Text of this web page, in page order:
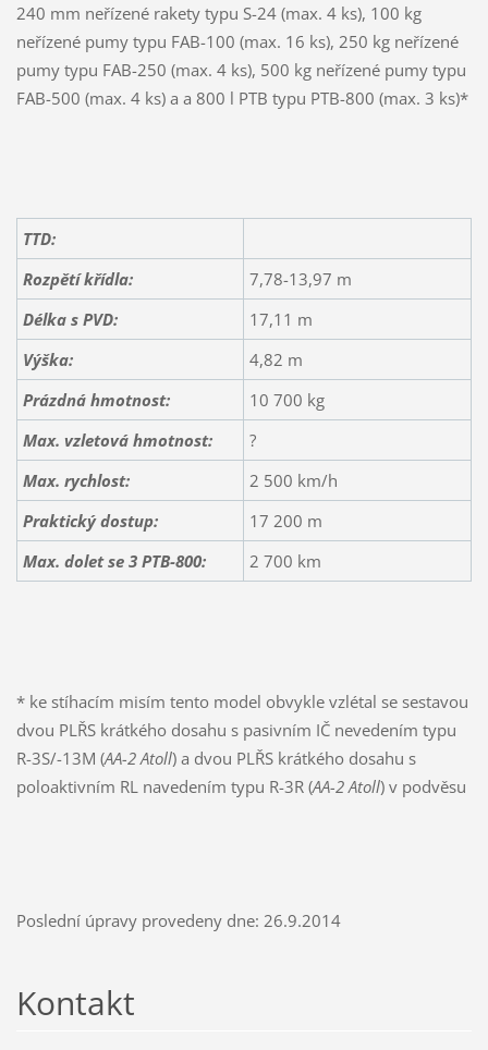
240 mm neřízené rakety typu S-24 (max. 4 ks), 100 kg
neřízené pumy typu FAB-100 (max. 16 ks), 250 kg neřízené
pumy typu FAB-250 (max. 4 ks), 500 kg neřízené pumy typu
FAB-500 (max. 4 ks) a a 800 l PTB typu PTB-800 (max. 3 ks)*
TTD:
Rozpětí křídla:
7,78-13,97 m
Délka s PVD:
17,11 m
Výška:
4,82 m
Prázdná hmotnost:
10 700 kg
Max. vzletová hmotnost:
?
Max. rychlost:
2 500 km/h
Praktický dostup:
17 200 m
Max. dolet se 3 PTB-800:
2 700 km
* ke stíhacím misím tento model obvykle vzlétal se sestavou
dvou PLŘS krátkého dosahu s pasivním IČ nevedením typu
R-3S/-13M (AA-2 Atoll) a dvou PLŘS krátkého dosahu s
poloaktivním RL navedením typu R-3R (AA-2 Atoll) v podvěsu
Poslední úpravy provedeny dne: 26.9.2014
Kontakt